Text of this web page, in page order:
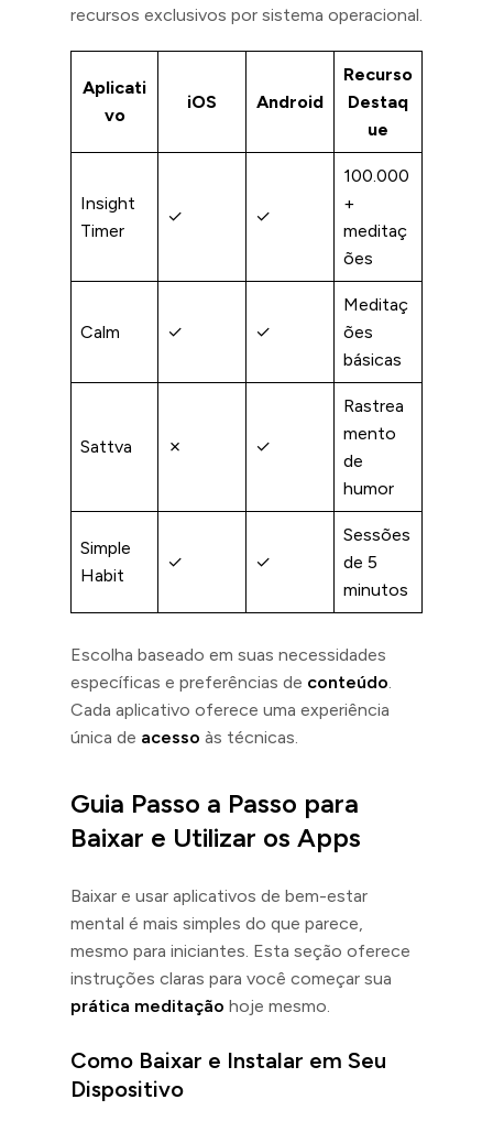
recursos exclusivos por sistema operacional.
Aplicati
vo
iOS Android
Recurso
Destaq
ue
Insight
Timer
✓ ✓
100.000
+
meditaç
ões
Calm ✓ ✓
Meditaç
ões
básicas
Sattva ✗ ✓
Rastrea
mento
de
humor
Simple
Habit
✓ ✓
Sessões
de 5
minutos
Escolha baseado em suas necessidades
específicas e preferências de conteúdo.
Cada aplicativo oferece uma experiência
única de acesso às técnicas.
Guia Passo a Passo para
Baixar e Utilizar os Apps
Baixar e usar aplicativos de bem-estar
mental é mais simples do que parece,
mesmo para iniciantes. Esta seção oferece
instruções claras para você começar sua
prática meditação hoje mesmo.
Como Baixar e Instalar em Seu
Dispositivo